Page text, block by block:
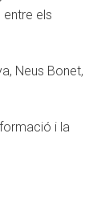
els
Neus Bonet,
i la